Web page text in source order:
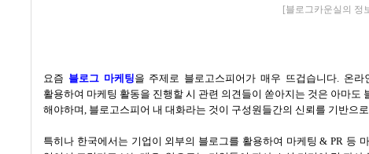
[블로그카운실의 정
요즘 블로그 마케팅을 주제로 블로고스피어가 매우 뜨겁습니다. 온라
활용하여 마케팅 활동을 진행할 시 관련 의견들이 쏟아지는 것은 아마
해야하며, 블로고스피어 내 대화라는 것이 구성원들간의 신뢰를 기반으
특히나 한국에서는 기업이 외부의 블로그를 활용하여 마케팅 & PR 등